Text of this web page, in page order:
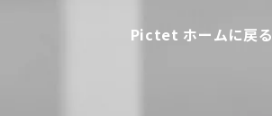
Pictet ホームに戻る